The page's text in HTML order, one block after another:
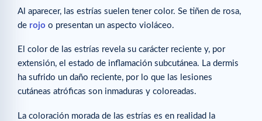
Al aparecer, las estrías suelen tener color. Se tiñen de rosa,
de rojo o presentan un aspecto violáceo.
El color de las estrías revela su carácter reciente y, por
extensión, el estado de inflamación subcutánea. La dermis
ha sufrido un daño reciente, por lo que las lesiones
cutáneas atróficas son inmaduras y coloreadas.
La coloración morada de las estrías es en realidad la